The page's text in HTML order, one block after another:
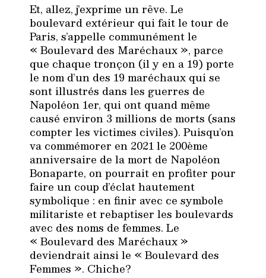
Et, allez, j’exprime un rêve. Le
boulevard extérieur qui fait le tour de
Paris, s’appelle communément le
« Boulevard des Maréchaux », parce
que chaque tronçon (il y en a 19) porte
le nom d’un des 19 maréchaux qui se
sont illustrés dans les guerres de
Napoléon 1er, qui ont quand même
causé environ 3 millions de morts (sans
compter les victimes civiles). Puisqu’on
va commémorer en 2021 le 200ème
anniversaire de la mort de Napoléon
Bonaparte, on pourrait en profiter pour
faire un coup d’éclat hautement
symbolique : en finir avec ce symbole
militariste et rebaptiser les boulevards
avec des noms de femmes. Le
« Boulevard des Maréchaux »
deviendrait ainsi le « Boulevard des
Femmes ». Chiche?